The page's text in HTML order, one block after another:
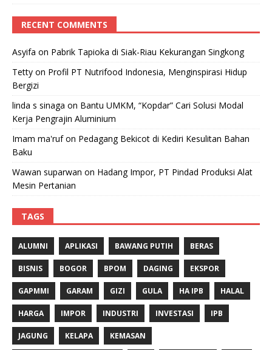
RECENT COMMENTS
Asyifa on Pabrik Tapioka di Siak-Riau Kekurangan Singkong
Tetty on Profil PT Nutrifood Indonesia, Menginspirasi Hidup
Bergizi
linda s sinaga on Bantu UMKM, “Kopdar” Cari Solusi Modal
Kerja Pengrajin Aluminium
Imam ma'rufon Pedagang Bekicot di Kediri Kesulitan Bahan
Baku
Wawan suparwan on Hadang Impor, PT Pindad Produksi Alat
Mesin Pertanian
TAGS
ALUMNI APLIKASI BAWANG PUTIH BERAS
BISNIS BOGOR BPOM DAGING EKSPOR
GAPMMI GARAM GIZI GULA HA IPB HALAL
HARGA IMPOR INDUSTRI INVESTASI IPB
JAGUNG KELAPA KEMASAN